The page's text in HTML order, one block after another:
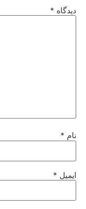
دیدگاه *
نام *
ایمیل *